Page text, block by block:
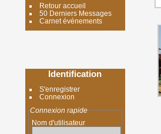
Retour accueil
50 Derniers Messages
Carnet événements
Identification
S'enregistrer
Connexion
Connexion rapide
Nom d'utilisateur